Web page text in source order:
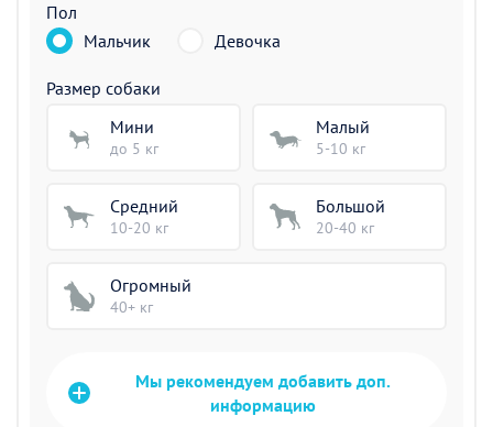
Пол
Мальчик
Девочка
Размер собаки
Мини
до 5 кг
Малый
5-10 кг
Средний
10-20 кг
Большой
20-40 кг
Огромный
40+ кг
Мы рекомендуем добавить доп.
информацию